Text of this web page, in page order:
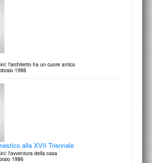
John Rauch, Steven Izenour, Denise
L'ordine ironico
la casa della vita
l'architetto ha un cuore antico
1986
alla XVII Triennale
l'avventura della casa
1986